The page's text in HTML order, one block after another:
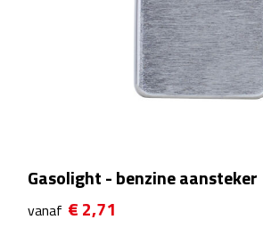
Gasolight - benzine aansteker
vanaf € 2,71